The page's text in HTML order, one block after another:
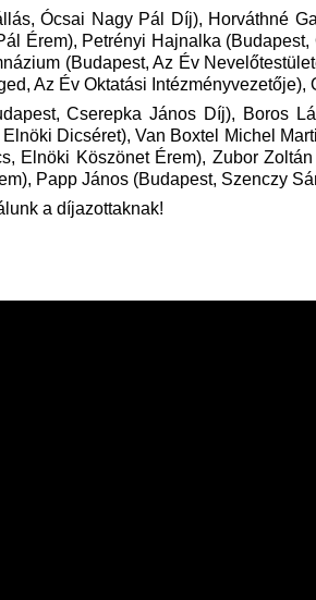
Ócsai Nagy Pál Díj), Horváthné
Érem), Petrényi Hajnalka
(Budapest, Az Év
Az Év Oktatási
Cserepka János Díj), Boros
Dicséret), Van Boxtel Michel
Elnöki Köszönet Érem), Zubor
Papp János (Budapest, Szenczy
a díjazottaknak!